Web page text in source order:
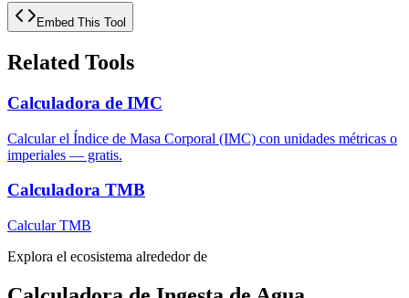
Embed This Tool
Related Tools
Calculadora de IMC
Calcular el Índice de Masa Corporal (IMC) con unidades métricas o
imperiales — gratis.
Calculadora TMB
Calcular TMB
Explora el ecosistema alrededor de